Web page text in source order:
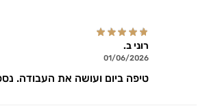
רוני ב.
01/06/2026
טיפה ביום ועושה את העבודה.